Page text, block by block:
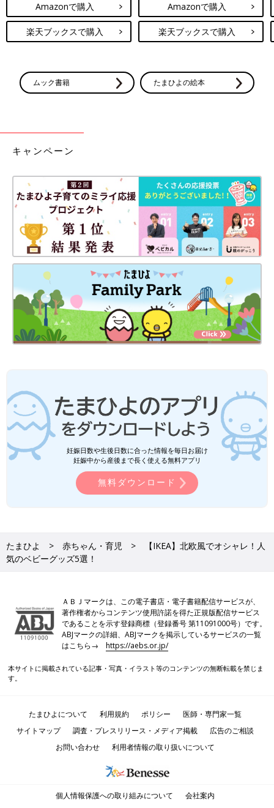
Amazonで購入
楽天ブックスで購入
Amazonで購入
楽天ブックスで購入
ムック書籍 たまひよの絵本
キャンペーン
妊娠日数や生後日数に合った情報を毎日お届け
妊娠中から産後まで長く使える無料アプリ
無料ダウンロード
たまひよ 赤ちゃん・育児
【IKEA】北欧風でオシャレ！人
気のベビーグッズ5選！
ＡＢＪマークは、この電子書店・電子書籍配信サービスが、
著作権者からコンテンツ使用許諾を得た正規版配信サービス
であることを示す登録商標（登録番号 第11091000号）です。
ABJマークの詳細、ABJマークを掲示しているサービスの一覧
はこちら→https://aebs.or.jp/
本サイトに掲載されている記事・写真・イラスト等のコンテンツの無断転載を禁じま
す。
たまひよについて 利用規約 ポリシー
医師・専門家一覧
サイトマップ
調査・プレスリリース・メディア掲載
広告のご相談
お問い合わせ
利用者情報の取り扱いについて
個人情報保護への取り組みについて 会社案内